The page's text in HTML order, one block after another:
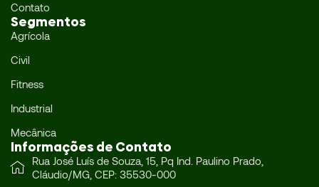
Contato
Segmentos
Agrícola
Civil
Fitness
Industrial
Mecânica
Informações de Contato
Rua José Luís de Souza, 15, Pq Ind. Paulino Prado,
Cláudio/MG, CEP: 35530-000